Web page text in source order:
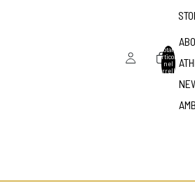
Totale
articoli
nel
carrello: